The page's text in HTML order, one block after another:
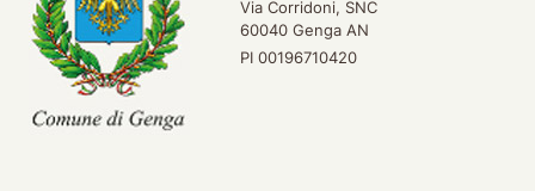
Via Corridoni, SNC
60040 Genga AN
PI 00196710420